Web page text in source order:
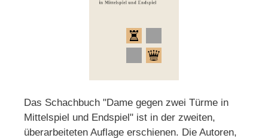
Das Schachbuch "Dame gegen zwei Türme in
Mittelspiel und Endspiel" ist in der zweiten,
überarbeiteten Auflage erschienen. Die Autoren,